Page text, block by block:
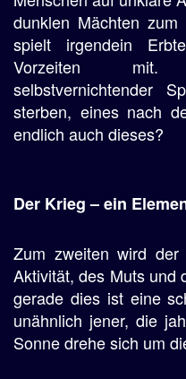
dunklen Mächten
spielt irgendein
Vorzeiten mit.
selbstvernichtender
sterben, eines nach
endlich auch dieses?
Der Krieg – ein
Zum zweiten wird
Aktivität, des Muts und
gerade dies ist eine
unähnlich jener, die
Sonne drehe sich um